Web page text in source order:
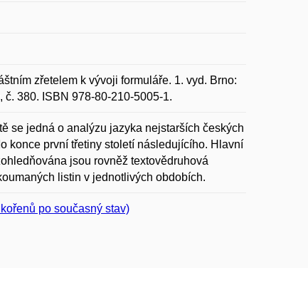
zřetelem k vývoji formuláře. 1. vyd. Brno:
380. ISBN 978-80-210-5005-1.
se jedná o analýzu jazyka nejstarších českých
konce první třetiny století následujícího. Hlavní
jsou rovněž textovědruhová
listin v jednotlivých obdobích.
po současný stav)